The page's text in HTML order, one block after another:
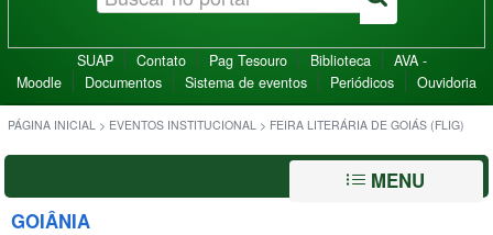
SUAP Contato Pag Tesouro Biblioteca
AVA -
Moodle
Documentos Sistema de eventos Periódicos Ouvidoria
PÁGINA INICIAL > EVENTOS INSTITUCIONAL > FEIRA LITERÁRIA DE GOIÁS (FLIG)
MENU
GOIÂNIA